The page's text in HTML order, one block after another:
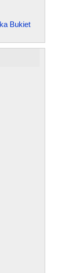
Bukiet